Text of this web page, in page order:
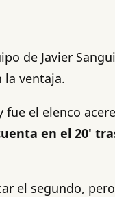
de Javier
la ventaja.
el elenco
en el 20'
el segundo,